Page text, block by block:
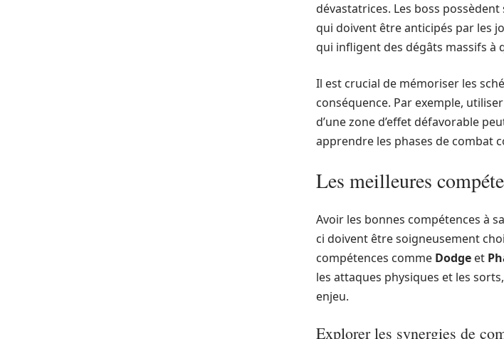
dévastatrices. Les boss
qui doivent être anticipés par les
qui infligent des dégâts massifs à
Il est crucial de mémoriser les
conséquence. Par exemple,
d’une zone d’effet défavorable
apprendre les phases de combat
Les meilleures
Avoir les bonnes compétences à
ci doivent être soigneusement
compétences comme Dodge et
les attaques physiques et les
enjeu.
Explorer les synergies de